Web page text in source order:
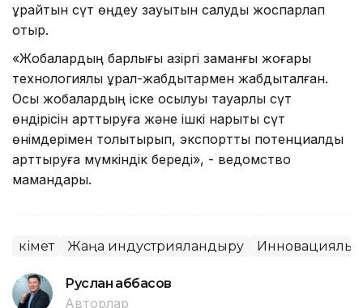
құрайтын сүт өңдеу зауытын салуды жоспарлап
отыр.
«Жобалардың барлығы қазіргі заманғы жоғары
технологиялы құрал-жабдықтармен жабдықталған.
Осы жобалардың іске қосылуы тауарлы сүт
өндірісін арттыруға және ішкі нарықты сүт
өнімдерімен толықтырып, экспорттық потенциалды
арттыруға мүмкіндік береді», - ведомство
мамандары.
Үкімет Жаңа индустрияландыру
Руслан Ғаббасов
Авторлар